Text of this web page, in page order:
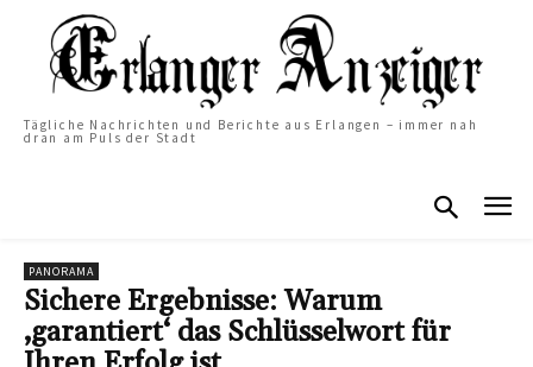
Tägliche Nachrichten und Berichte aus Erlangen – immer nah
dran am Puls der Stadt
PANORAMA
Sichere Ergebnisse: Warum
‚garantiert‘ das Schlüsselwort für